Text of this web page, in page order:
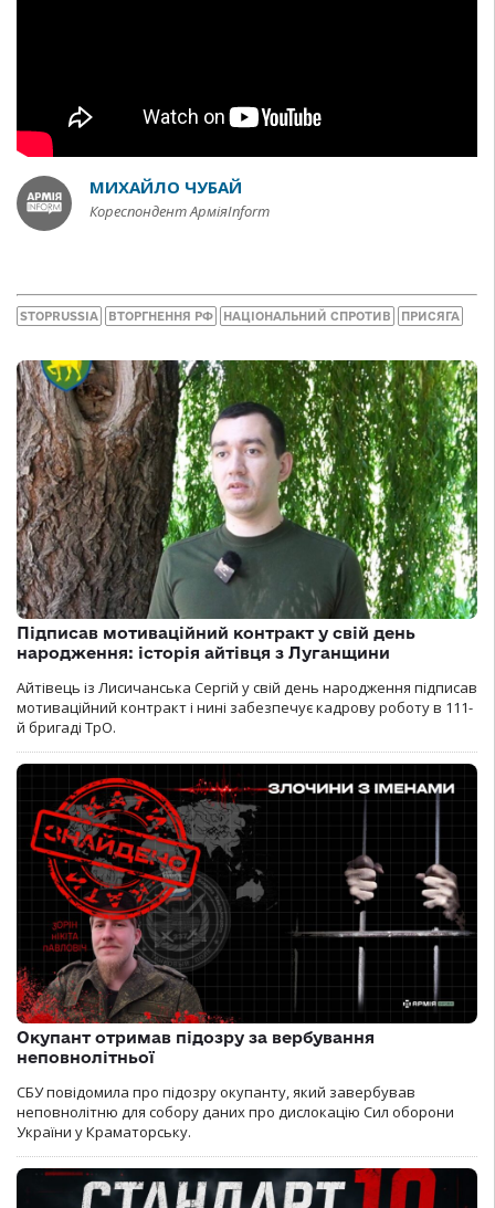
МИХАЙЛО ЧУБАЙ
Кореспондент АрміяInform
STOPRUSSIA ВТОРГНЕННЯ РФ НАЦІОНАЛЬНИЙ СПРОТИВ ПРИСЯГА
Підписав мотиваційний контракт у свій день
народження: історія айтівця з Луганщини
Айтівець із Лисичанська Сергій у свій день народження підписав
мотиваційний контракт і нині забезпечує кадрову роботу в 111-
й бригаді ТрО.
Окупант отримав підозру за вербування
неповнолітньої
СБУ повідомила про підозру окупанту, який завербував
неповнолітню для собору даних про дислокацію Сил оборони
України у Краматорську.